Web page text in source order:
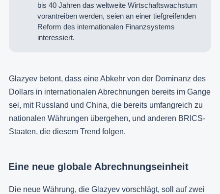
bis 40 Jahren das weltweite Wirtschaftswachstum
vorantreiben werden, seien an einer tiefgreifenden
Reform des internationalen Finanzsystems
interessiert.
Glazyev betont, dass eine Abkehr von der Dominanz des
Dollars in internationalen Abrechnungen bereits im Gange
sei, mit Russland und China, die bereits umfangreich zu
nationalen Währungen übergehen, und anderen BRICS-
Staaten, die diesem Trend folgen.
Eine neue globale Abrechnungseinheit
Die neue Währung, die Glazyev vorschlägt, soll auf zwei